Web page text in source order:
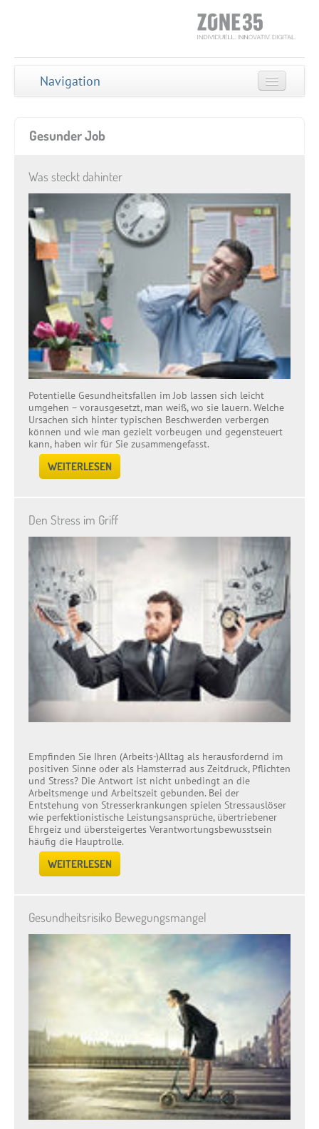
Navigation
ONLINE-COACH
GESUNDER JOB
Was steckt dahinter
Den Stress im Griff
Gesundheitsrisiko
Bewegungsmangel
Gesunde Ernährung im
Joballtag
Ergonomie im Büro
WUSSTEN SIE, DASS …?
Gesunder Job
Was steckt dahinter
Potentielle Gesundheitsfallen im Job lassen sich leicht
umgehen – vorausgesetzt, man weiß, wo sie lauern. Welche
Ursachen sich hinter typischen Beschwerden verbergen
können und wie man gezielt vorbeugen und gegensteuert
kann, haben wir für Sie zusammengefasst.
WEITERLESEN
Den Stress im Griff
Empfinden Sie Ihren (Arbeits-)Alltag als herausfordernd im
positiven Sinne oder als Hamsterrad aus Zeitdruck, Pflichten
und Stress? Die Antwort ist nicht unbedingt an die
Arbeitsmenge und Arbeitszeit gebunden. Bei der
Entstehung von Stresserkrankungen spielen Stressauslöser
wie perfektionistische Leistungsansprüche, übertriebener
Ehrgeiz und übersteigertes Verantwortungsbewusstsein
häufig die Hauptrolle.
WEITERLESEN
Gesundheitsrisiko Bewegungsmangel